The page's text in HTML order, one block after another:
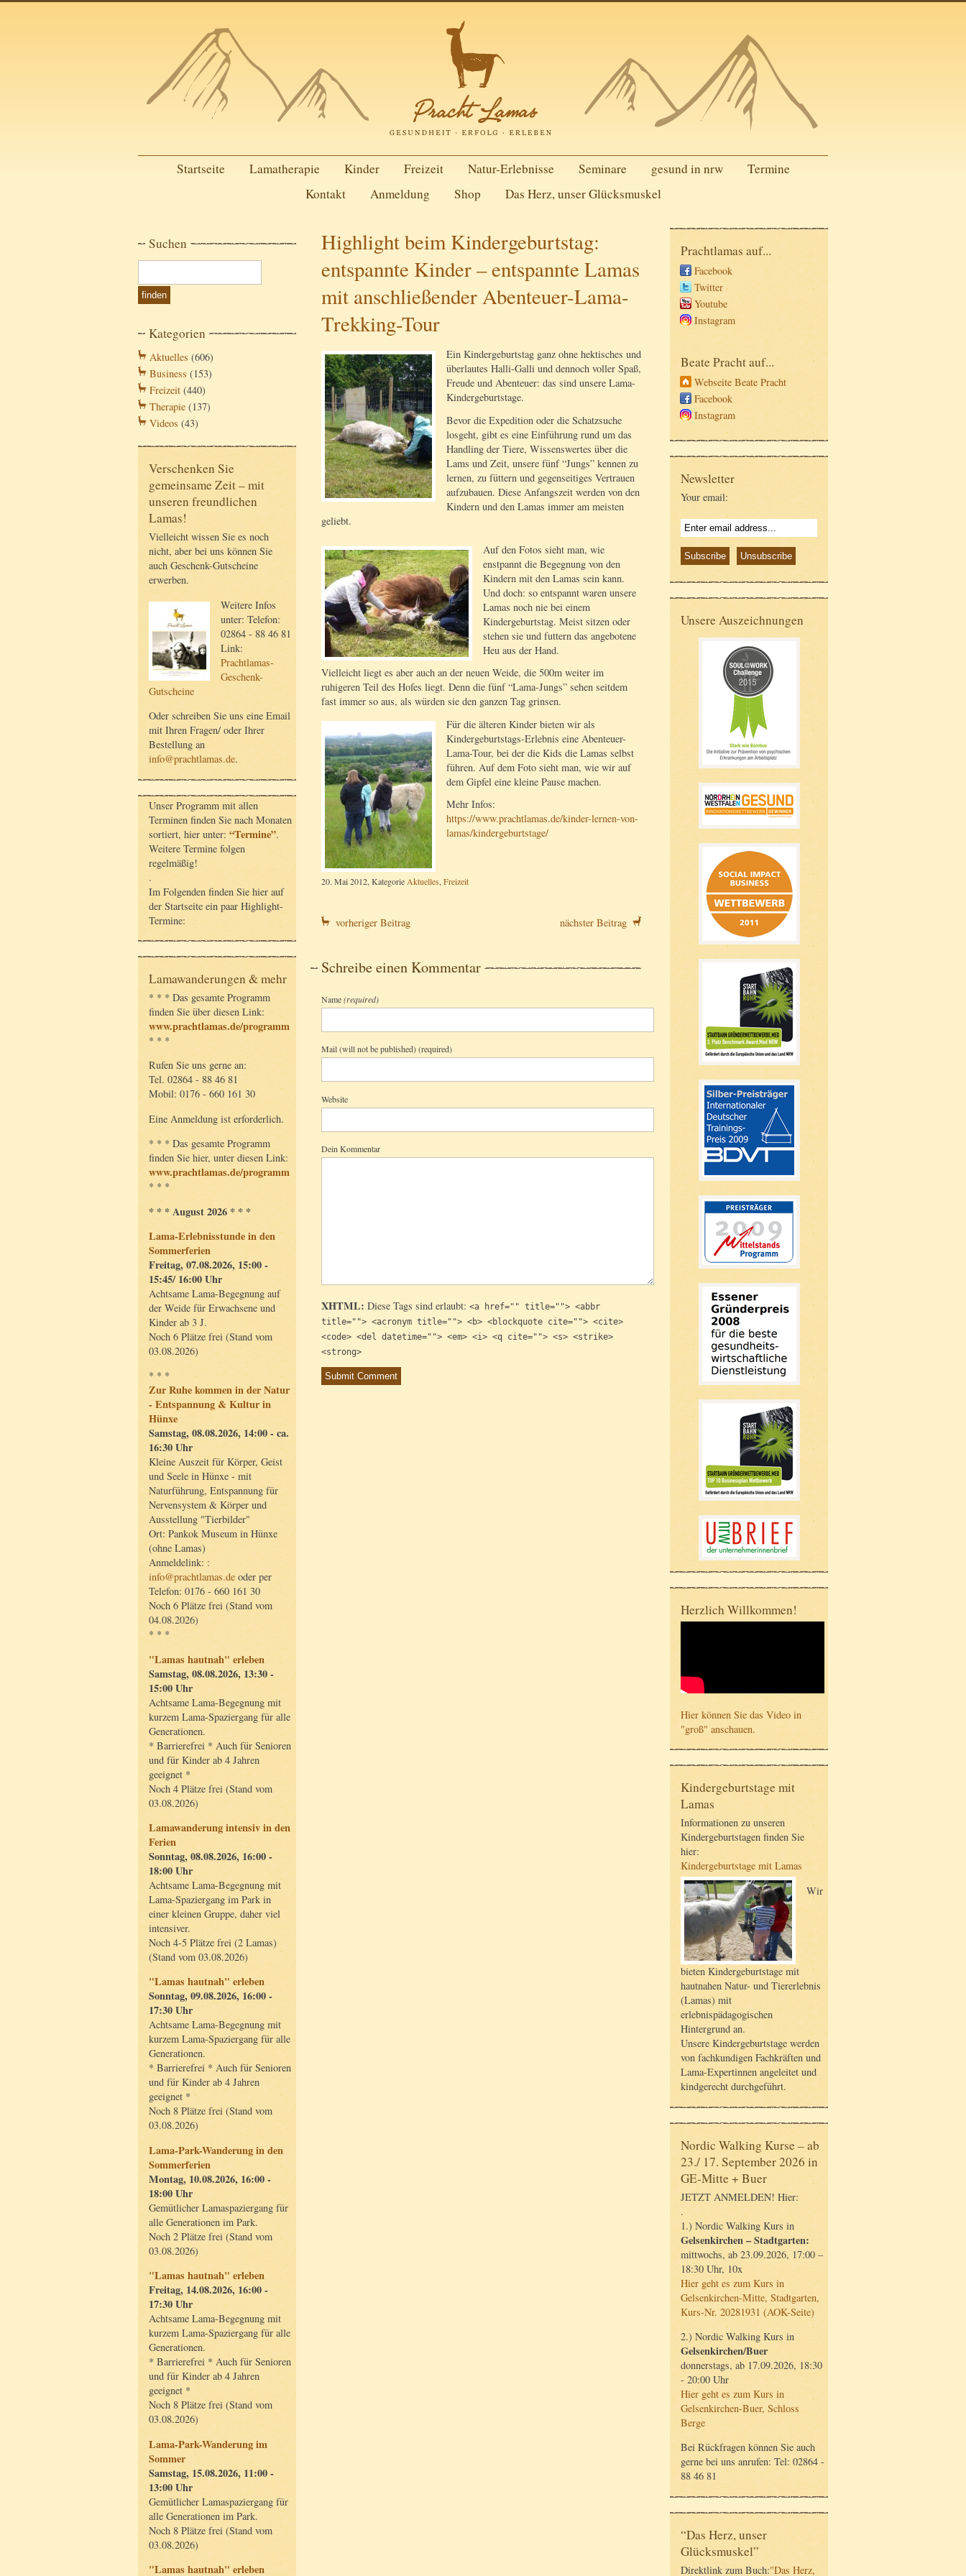
Startseite Lamatherapie Kinder Freizeit Natur-Erlebnisse Seminare gesund in nrw
Termine
Kontakt
Anmeldung Shop Das Herz, unser Glücksmuskel
Suchen
Kategorien
Aktuelles (606)
Business (153)
Freizeit (440)
Therapie (137)
Videos (43)
Verschenken Sie
gemeinsame Zeit – mit
unseren freundlichen
Lamas!
Vielleicht wissen Sie es noch
nicht, aber bei uns können Sie
auch Geschenk-Gutscheine
erwerben.
Weitere Infos
unter: Telefon:
02864 - 88 46 81
Link:
Prachtlamas-
Geschenk-
Gutscheine
Oder schreiben Sie uns eine Email
mit Ihren Fragen/ oder Ihrer
Bestellung an
info@prachtlamas.de.
Unser Programm mit allen
Terminen finden Sie nach Monaten
sortiert, hier unter: “Termine”.
Weitere Termine folgen
regelmäßig!
.
Im Folgenden finden Sie hier auf
der Startseite ein paar Highlight-
Termine:
Lamawanderungen & mehr
* * * Das gesamte Programm
finden Sie über diesen Link:
www.prachtlamas.de/programm
* * *
Rufen Sie uns gerne an:
Tel. 02864 - 88 46 81
Mobil: 0176 - 660 161 30
Eine Anmeldung ist erforderlich.
* * * Das gesamte Programm
finden Sie hier, unter diesen Link:
www.prachtlamas.de/programm
* * *
* * * August 2026 * * *
Lama-Erlebnisstunde in den
Sommerferien
Freitag, 07.08.2026, 15:00 -
15:45/ 16:00 Uhr
Achtsame Lama-Begegnung auf
der Weide für Erwachsene und
Kinder ab 3 J.
Noch 6 Plätze frei (Stand vom
03.08.2026)
* * *
Zur Ruhe kommen in der Natur
- Entspannung & Kultur in
Hünxe
Samstag, 08.08.2026, 14:00 - ca.
16:30 Uhr
Kleine Auszeit für Körper, Geist
und Seele in Hünxe - mit
Naturführung, Entspannung für
Nervensystem & Körper und
Ausstellung "Tierbilder"
Ort: Pankok Museum in Hünxe
(ohne Lamas)
Anmeldelink: :
info@prachtlamas.de oder per
Telefon: 0176 - 660 161 30
Noch 6 Plätze frei (Stand vom
04.08.2026)
* * *
"Lamas hautnah" erleben
Samstag, 08.08.2026, 13:30 -
15:00 Uhr
Achtsame Lama-Begegnung mit
kurzem Lama-Spaziergang für alle
Generationen.
* Barrierefrei * Auch für Senioren
und für Kinder ab 4 Jahren
geeignet *
Noch 4 Plätze frei (Stand vom
03.08.2026)
Lamawanderung intensiv in den
Ferien
Sonntag, 08.08.2026, 16:00 -
18:00 Uhr
Achtsame Lama-Begegnung mit
Lama-Spaziergang im Park in
einer kleinen Gruppe, daher viel
intensiver.
Noch 4-5 Plätze frei (2 Lamas)
(Stand vom 03.08.2026)
"Lamas hautnah" erleben
Sonntag, 09.08.2026, 16:00 -
17:30 Uhr
Achtsame Lama-Begegnung mit
kurzem Lama-Spaziergang für alle
Generationen.
* Barrierefrei * Auch für Senioren
und für Kinder ab 4 Jahren
geeignet *
Noch 8 Plätze frei (Stand vom
03.08.2026)
Lama-Park-Wanderung in den
Sommerferien
Montag, 10.08.2026, 16:00 -
18:00 Uhr
Gemütlicher Lamaspaziergang für
alle Generationen im Park.
Noch 2 Plätze frei (Stand vom
03.08.2026)
"Lamas hautnah" erleben
Freitag, 14.08.2026, 16:00 -
17:30 Uhr
Achtsame Lama-Begegnung mit
kurzem Lama-Spaziergang für alle
Generationen.
* Barrierefrei * Auch für Senioren
und für Kinder ab 4 Jahren
geeignet *
Noch 8 Plätze frei (Stand vom
03.08.2026)
Lama-Park-Wanderung im
Sommer
Samstag, 15.08.2026, 11:00 -
13:00 Uhr
Gemütlicher Lamaspaziergang für
alle Generationen im Park.
Noch 8 Plätze frei (Stand vom
03.08.2026)
"Lamas hautnah" erleben
Highlight beim Kindergeburtstag:
entspannte Kinder – entspannte Lamas
mit anschließender Abenteuer-Lama-
Trekking-Tour
Ein Kindergeburtstag ganz ohne hektisches und
überlautes Halli-Galli und dennoch voller Spaß,
Freude und Abenteuer: das sind unsere Lama-
Kindergeburtstage.
Bevor die Expedition oder die Schatzsuche
losgeht, gibt es eine Einführung rund um das
Handling der Tiere, Wissenswertes über die
Lams und Zeit, unsere fünf “Jungs” kennen zu
lernen, zu füttern und gegenseitiges Vertrauen
aufzubauen. Diese Anfangszeit werden von den
Kindern und den Lamas immer am meisten
geliebt.
Auf den Fotos sieht man, wie
enstpannt die Begegnung von den
Kindern mit den Lamas sein kann.
Und doch: so entspannt waren unsere
Lamas noch nie bei einem
Kindergeburtstag. Meist sitzen oder
stehen sie und futtern das angebotene
Heu aus der Hand.
Vielleicht liegt es aber auch an der neuen Weide, die 500m weiter im
ruhigeren Teil des Hofes liegt. Denn die fünf “Lama-Jungs” sehen seitdem
fast immer so aus, als würden sie den ganzen Tag grinsen.
Für die älteren Kinder bieten wir als
Kindergeburtstags-Erlebnis eine Abenteuer-
Lama-Tour, bei der die Kids die Lamas selbst
führen. Auf dem Foto sieht man, wie wir auf
dem Gipfel eine kleine Pause machen.
Mehr Infos:
https://www.prachtlamas.de/kinder-lernen-von-
lamas/kindergeburtstage/
20. Mai 2012, Kategorie Aktuelles Freizeit
vorheriger Beitrag nächster Beitrag
Schreibe einen Kommentar
Name(required)
Mail (will not be published) (required)
Website
Dein Kommentar
XHTML: Diese Tags sind erlaubt: <a href="" title=""> <abbr
title=""> <acronym title=""> <b> <blockquote cite=""> <cite>
<code> <del datetime=""> <em> <i> <q cite=""> <s> <strike>
<strong>
Prachtlamas auf...
Facebook
Twitter
Youtube
Instagram
Beate Pracht auf...
Webseite Beate Pracht
Facebook
Instagram
Newsletter
Your email:
Unsere Auszeichnungen
Herzlich Willkommen!
Hier können Sie das Video in
"groß" anschauen.
Kindergeburtstage mit
Lamas
Informationen zu unseren
Kindergeburtstagen finden Sie
hier:
Kindergeburtstage mit Lamas
Wir
bieten Kindergeburtstage mit
hautnahen Natur- und Tiererlebnis
(Lamas) mit
erlebnispädagogischen
Hintergrund an.
Unsere Kindergeburtstage werden
von fachkundigen Fachkräften und
Lama-Expertinnen angeleitet und
kindgerecht durchgeführt.
Nordic Walking Kurse – ab
23./ 17. September 2026 in
GE-Mitte + Buer
JETZT ANMELDEN! Hier:
.
1.) Nordic Walking Kurs in
Gelsenkirchen – Stadtgarten:
mittwochs, ab 23.09.2026, 17:00 –
18:30 Uhr, 10x
Hier geht es zum Kurs in
Gelsenkirchen-Mitte, Stadtgarten,
Kurs-Nr. 20281931 (AOK-Seite)
2.) Nordic Walking Kurs in
Gelsenkirchen/Buer
donnerstags, ab 17.09.2026, 18:30
- 20:00 Uhr
Hier geht es zum Kurs in
Gelsenkirchen-Buer, Schloss
Berge
Bei Rückfragen können Sie auch
gerne bei uns anrufen: Tel: 02864 -
88 46 81
“Das Herz, unser
Glücksmuskel”
Direktlink zum Buch:"Das Herz,